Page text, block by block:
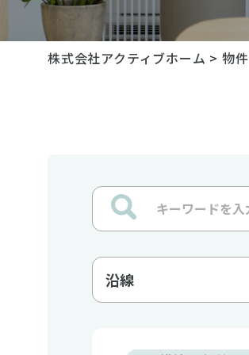
株式会社アクティブホーム >物件